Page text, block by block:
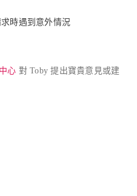
時遇到意外情況
心 對 Toby 提出寶貴意見或建